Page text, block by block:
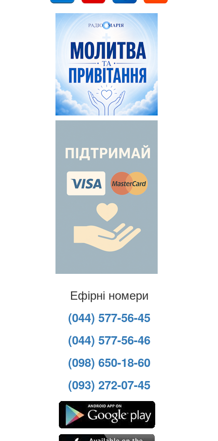
Ефірні номери
(044) 577-56-45
(044) 577-56-46
(098) 650-18-60
(093) 272-07-45